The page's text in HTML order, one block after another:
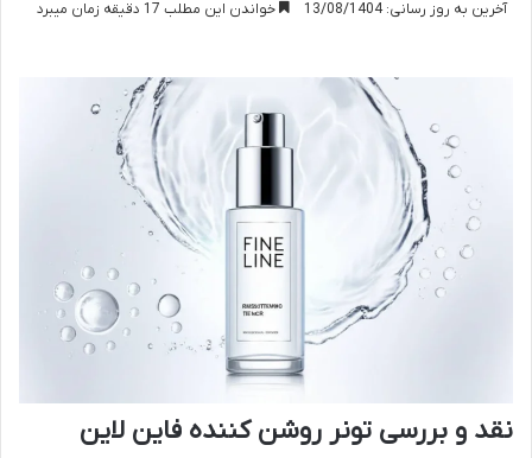
آخرین به روز رسانی: 13/08/1404 خواندن این مطلب 17 دقیقه زمان میبرد
نقد و بررسی تونر روشن کننده فاین لاین